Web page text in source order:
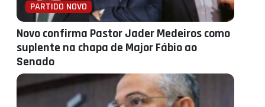
PARTIDO NOVO
Novo confirma Pastor Jader Medeiros como
suplente na chapa de Major Fábio ao
Senado